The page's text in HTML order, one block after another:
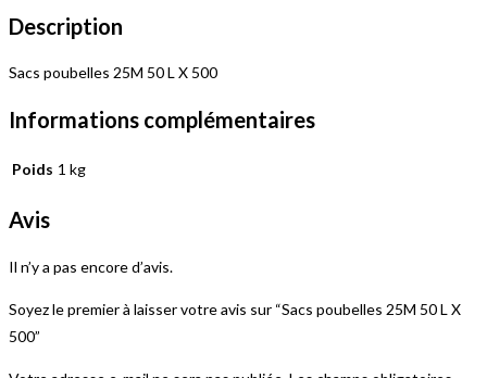
X
Description
Sacs poubelles 25M 50 L X 500
Informations complémentaires
Poids 1 kg
Avis
Il n’y a pas encore d’avis.
Soyez le premier à laisser votre avis sur “Sacs poubelles 25M 50 L X
500”